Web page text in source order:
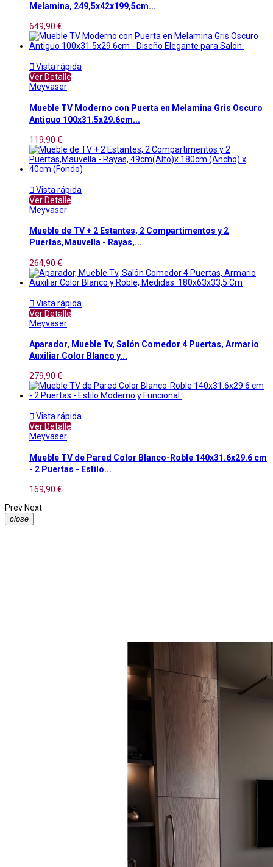
Melamina, 249,5x42x199,5cm...
649,90 €
 Vista rápida
Ver Detalle
Meyvaser
Mueble TV Moderno con Puerta en Melamina Gris Oscuro
Antiguo 100x31.5x29.6cm...
119,90 €
 Vista rápida
Ver Detalle
Meyvaser
Mueble de TV + 2 Estantes, 2 Compartimentos y 2
Puertas,Mauvella - Rayas,...
264,90 €
 Vista rápida
Ver Detalle
Meyvaser
Aparador, Mueble Tv, Salón Comedor 4 Puertas, Armario
Auxiliar Color Blanco y...
279,90 €
 Vista rápida
Ver Detalle
Meyvaser
Mueble TV de Pared Color Blanco-Roble 140x31.6x29.6 cm
- 2 Puertas - Estilo...
169,90 €
Prev Next
close